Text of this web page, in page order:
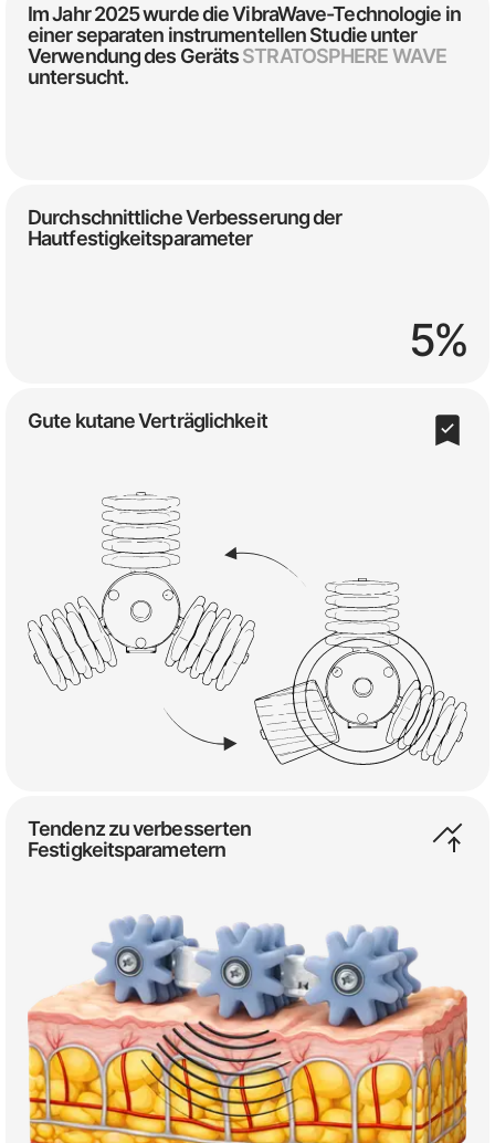
Im Jahr 2025 wurde die VibraWave-Technologie in
einer separaten instrumentellen Studie unter
Verwendung des GerätsSTRATOSPHERE WAVE
untersucht.
Durchschnittliche Verbesserung der
Hautfestigkeitsparameter
5%
Gute kutane Verträglichkeit
Tendenz zu verbesserten
Festigkeitsparametern